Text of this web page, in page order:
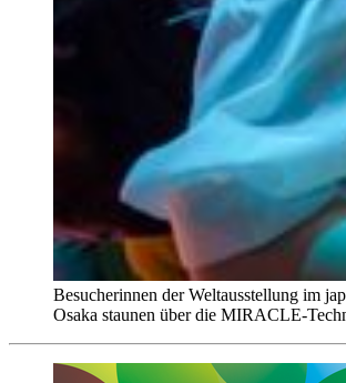
Besucherinnen der Weltausstellung im
Osaka staunen über die MIRACLE-